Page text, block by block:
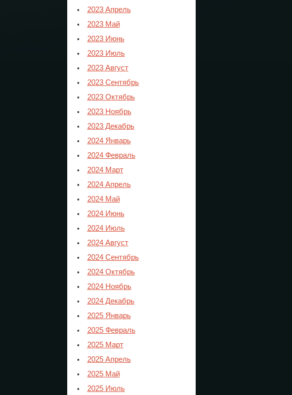
2023 Апрель
2023 Май
2023 Июнь
2023 Июль
2023 Август
2023 Сентябрь
2023 Октябрь
2023 Ноябрь
2023 Декабрь
2024 Январь
2024 Февраль
2024 Март
2024 Апрель
2024 Май
2024 Июнь
2024 Июль
2024 Август
2024 Сентябрь
2024 Октябрь
2024 Ноябрь
2024 Декабрь
2025 Январь
2025 Февраль
2025 Март
2025 Апрель
2025 Май
2025 Июль